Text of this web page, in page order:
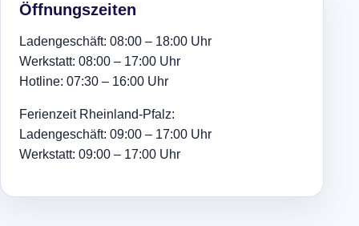
Öffnungszeiten
Ladengeschäft: 08:00 – 18:00 Uhr
Werkstatt: 08:00 – 17:00 Uhr
Hotline: 07:30 – 16:00 Uhr
Ferienzeit Rheinland-Pfalz:
Ladengeschäft: 09:00 – 17:00 Uhr
Werkstatt: 09:00 – 17:00 Uhr